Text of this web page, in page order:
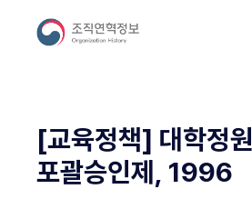
[교육정책] 대학정원
포괄승인제, 1996